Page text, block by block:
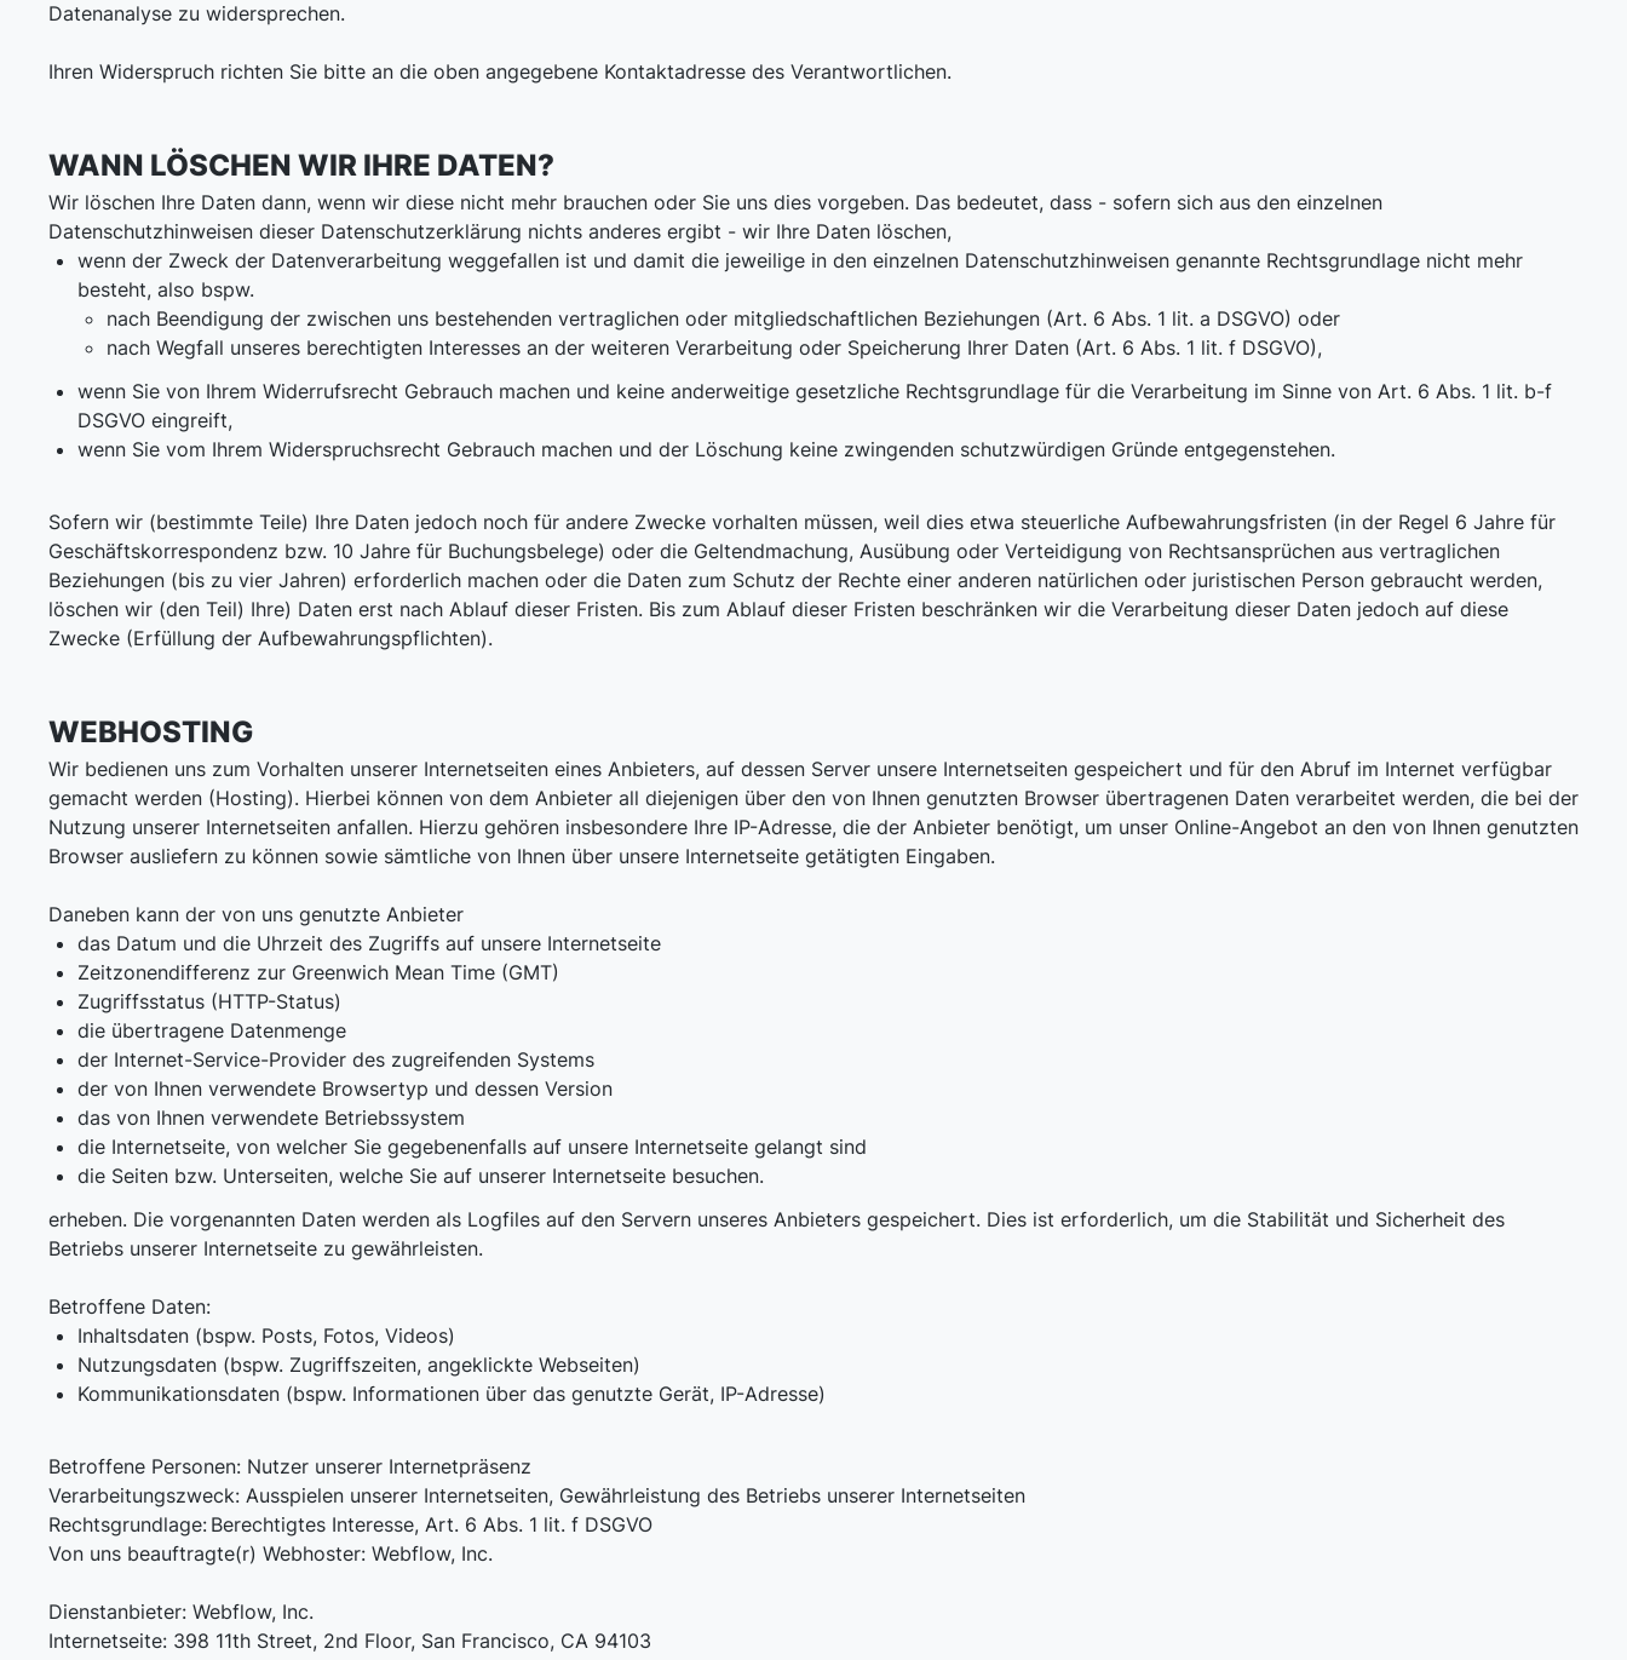
Datenanalyse zu widersprechen.
Ihren Widerspruch richten Sie bitte an die oben angegebene Kontaktadresse des Verantwortlichen.
WANN LÖSCHEN WIR IHRE DATEN?
Wir löschen Ihre Daten dann, wenn wir diese nicht mehr brauchen oder Sie uns dies vorgeben. Das bedeutet, dass - sofern sich aus den einzelnen
Datenschutzhinweisen dieser Datenschutzerklärung nichts anderes ergibt - wir Ihre Daten löschen,
wenn der Zweck der Datenverarbeitung weggefallen ist und damit die jeweilige in den einzelnen Datenschutzhinweisen genannte Rechtsgrundlage nicht mehr
besteht, also bspw.
nach Beendigung der zwischen uns bestehenden vertraglichen oder mitgliedschaftlichen Beziehungen (Art. 6 Abs. 1 lit. a DSGVO) oder
nach Wegfall unseres berechtigten Interesses an der weiteren Verarbeitung oder Speicherung Ihrer Daten (Art. 6 Abs. 1 lit. f DSGVO),
wenn Sie von Ihrem Widerrufsrecht Gebrauch machen und keine anderweitige gesetzliche Rechtsgrundlage für die Verarbeitung im Sinne von Art. 6 Abs. 1 lit. b-f
DSGVO eingreift,
wenn Sie vom Ihrem Widerspruchsrecht Gebrauch machen und der Löschung keine zwingenden schutzwürdigen Gründe entgegenstehen.
Sofern wir (bestimmte Teile) Ihre Daten jedoch noch für andere Zwecke vorhalten müssen, weil dies etwa steuerliche Aufbewahrungsfristen (in der Regel 6 Jahre für
Geschäftskorrespondenz bzw. 10 Jahre für Buchungsbelege) oder die Geltendmachung, Ausübung oder Verteidigung von Rechtsansprüchen aus vertraglichen
Beziehungen (bis zu vier Jahren) erforderlich machen oder die Daten zum Schutz der Rechte einer anderen natürlichen oder juristischen Person gebraucht werden,
löschen wir (den Teil) Ihre) Daten erst nach Ablauf dieser Fristen. Bis zum Ablauf dieser Fristen beschränken wir die Verarbeitung dieser Daten jedoch auf diese
Zwecke (Erfüllung der Aufbewahrungspflichten).
WEBHOSTING
Wir bedienen uns zum Vorhalten unserer Internetseiten eines Anbieters, auf dessen Server unsere Internetseiten gespeichert und für den Abruf im Internet verfügbar
gemacht werden (Hosting). Hierbei können von dem Anbieter all diejenigen über den von Ihnen genutzten Browser übertragenen Daten verarbeitet werden, die bei der
Nutzung unserer Internetseiten anfallen. Hierzu gehören insbesondere Ihre IP-Adresse, die der Anbieter benötigt, um unser Online-Angebot an den von Ihnen genutzten
Browser ausliefern zu können sowie sämtliche von Ihnen über unsere Internetseite getätigten Eingaben.
Daneben kann der von uns genutzte Anbieter
das Datum und die Uhrzeit des Zugriffs auf unsere Internetseite
Zeitzonendifferenz zur Greenwich Mean Time (GMT)
Zugriffsstatus (HTTP-Status)
die übertragene Datenmenge
der Internet-Service-Provider des zugreifenden Systems
der von Ihnen verwendete Browsertyp und dessen Version
das von Ihnen verwendete Betriebssystem
die Internetseite, von welcher Sie gegebenenfalls auf unsere Internetseite gelangt sind
die Seiten bzw. Unterseiten, welche Sie auf unserer Internetseite besuchen.
erheben. Die vorgenannten Daten werden als Logfiles auf den Servern unseres Anbieters gespeichert. Dies ist erforderlich, um die Stabilität und Sicherheit des
Betriebs unserer Internetseite zu gewährleisten.
Betroffene Daten:
Inhaltsdaten (bspw. Posts, Fotos, Videos)
Nutzungsdaten (bspw. Zugriffszeiten, angeklickte Webseiten)
Kommunikationsdaten (bspw. Informationen über das genutzte Gerät, IP-Adresse)
Betroffene Personen: Nutzer unserer Internetpräsenz
Verarbeitungszweck: Ausspielen unserer Internetseiten, Gewährleistung des Betriebs unserer Internetseiten
Rechtsgrundlage: Berechtigtes Interesse, Art. 6 Abs. 1 lit. f DSGVO
Von uns beauftragte(r) Webhoster: Webflow, Inc.
Dienstanbieter: Webflow, Inc.
Internetseite: 398 11th Street, 2nd Floor, San Francisco, CA 94103